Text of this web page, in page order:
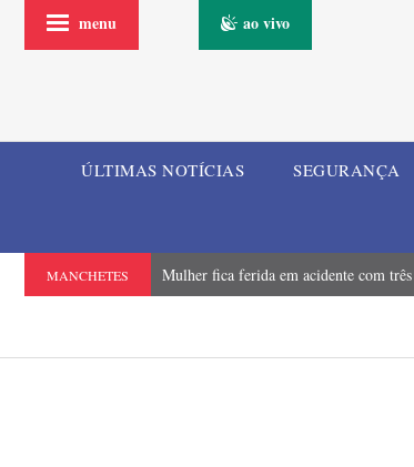
menu ao vivo
ÚLTIMAS NOTÍCIAS SEGURANÇA
MANCHETES Mulher fica ferida em acidente com